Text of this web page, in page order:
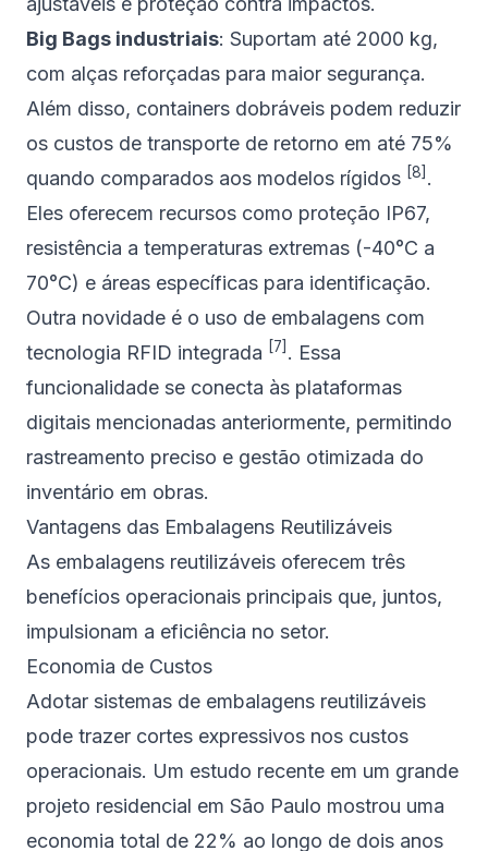
Big Bags industriais: Suportam até 2000 kg,
com alças reforçadas para maior segurança.
Além disso, containers dobráveis podem reduzir
os custos de transporte de retorno em até 75%
quando comparados aos modelos rígidos [8] .
Eles oferecem recursos como proteção IP67,
resistência a temperaturas extremas (-40°C a
70°C) e áreas específicas para identificação.
Outra novidade é o uso de embalagens com
tecnologia RFID integrada [7] . Essa
funcionalidade se conecta às plataformas
digitais mencionadas anteriormente, permitindo
rastreamento preciso e gestão otimizada do
inventário em obras.
Vantagens das Embalagens Reutilizáveis
As embalagens reutilizáveis oferecem três
benefícios operacionais principais que, juntos,
impulsionam a eficiência no setor.
Economia de Custos
Adotar sistemas de embalagens reutilizáveis
pode trazer cortes expressivos nos custos
operacionais. Um estudo recente em um grande
projeto residencial em São Paulo mostrou uma
economia total de 22% ao longo de dois anos